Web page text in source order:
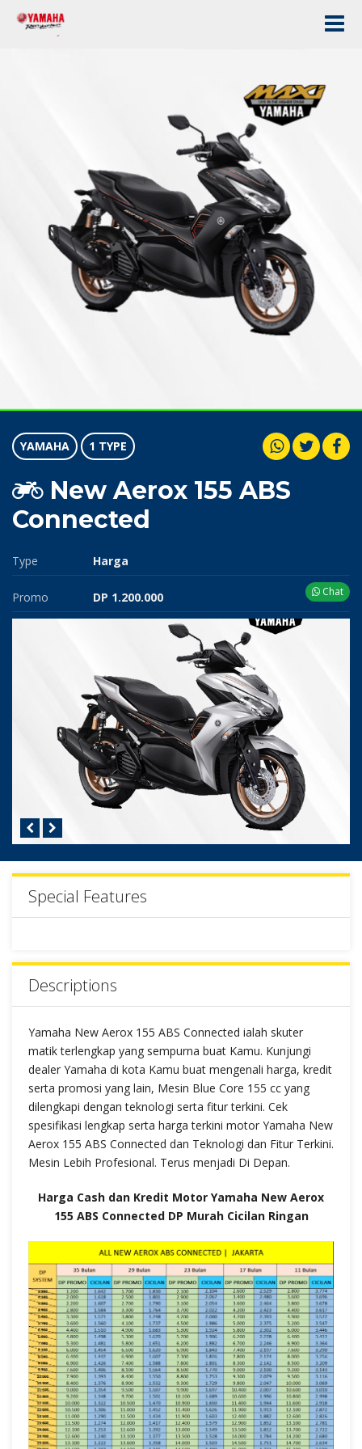
YAMAHA 1 TYPE
New Aerox 155 ABS
Connected
Type Harga
Promo DP 1.200.000 Chat
Special Features
Descriptions
Yamaha New Aerox 155 ABS Connected ialah skuter
matik terlengkap yang sempurna buat Kamu. Kunjungi
dealer Yamaha di kota Kamu buat mengenali harga, kredit
serta promosi yang lain, Mesin Blue Core 155 cc yang
dilengkapi dengan teknologi serta fitur terkini. Cek
spesifikasi lengkap serta harga terkini motor Yamaha New
Aerox 155 ABS Connected dan Teknologi dan Fitur Terkini.
Mesin Lebih Profesional. Terus menjadi Di Depan.
Harga Cash dan Kredit Motor Yamaha New Aerox
155 ABS Connected DP Murah Cicilan Ringan